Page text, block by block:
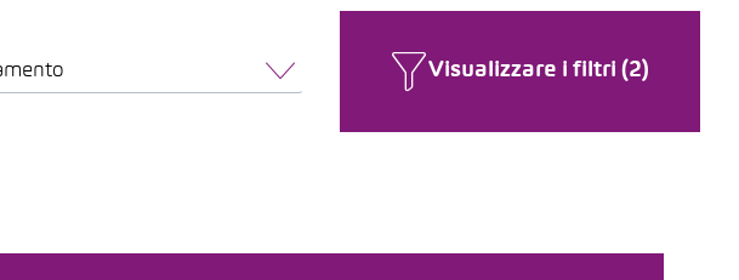
Visualizzare i filtri (2)